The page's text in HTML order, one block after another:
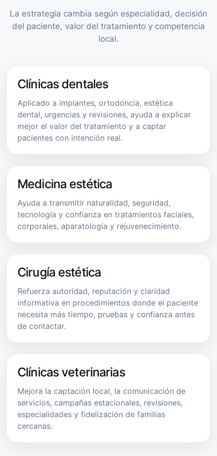
La estrategia cambia según especialidad, decisión
del paciente, valor del tratamiento y competencia
local.
Clínicas dentales
Aplicado a implantes, ortodoncia, estética
dental, urgencias y revisiones, ayuda a explicar
mejor el valor del tratamiento y a captar
pacientes con intención real.
Medicina estética
Ayuda a transmitir naturalidad, seguridad,
tecnología y confianza en tratamientos faciales,
corporales, aparatología y rejuvenecimiento.
Cirugía estética
Refuerza autoridad, reputación y claridad
informativa en procedimientos donde el paciente
necesita más tiempo, pruebas y confianza antes
de contactar.
Clínicas veterinarias
Mejora la captación local, la comunicación de
servicios, campañas estacionales, revisiones,
especialidades y fidelización de familias
cercanas.